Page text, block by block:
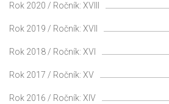
Rok 2020 / Ročník: XVIII
Rok 2019 / Ročník: XVII
Rok 2018 / Ročník: XVI
Rok 2017 / Ročník: XV
Rok 2016 / Ročník: XIV